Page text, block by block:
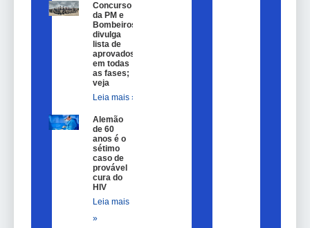
Concurso
da PM e
Bombeiros
divulga
lista de
aprovados
em todas
as fases;
veja
Leia mais »
Alemão
de 60
anos é o
sétimo
caso de
provável
cura do
HIV
Leia mais
»